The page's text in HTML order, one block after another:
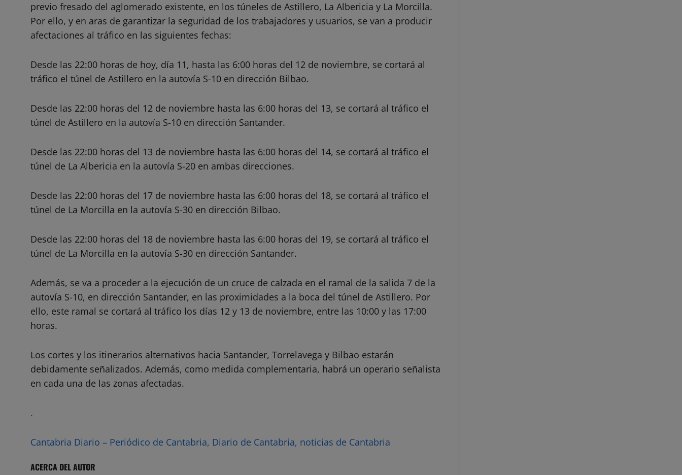
previo fresado del aglomerado existente, en los túneles de Astillero, La Albericia y La Morcilla.
Por ello, y en aras de garantizar la seguridad de los trabajadores y usuarios, se van a producir
afectaciones al tráfico en las siguientes fechas:
Desde las 22:00 horas de hoy, día 11, hasta las 6:00 horas del 12 de noviembre, se cortará al
tráfico el túnel de Astillero en la autovía S-10 en dirección Bilbao.
Desde las 22:00 horas del 12 de noviembre hasta las 6:00 horas del 13, se cortará al tráfico el
túnel de Astillero en la autovía S-10 en dirección Santander.
Desde las 22:00 horas del 13 de noviembre hasta las 6:00 horas del 14, se cortará al tráfico el
túnel de La Albericia en la autovía S-20 en ambas direcciones.
Desde las 22:00 horas del 17 de noviembre hasta las 6:00 horas del 18, se cortará al tráfico el
túnel de La Morcilla en la autovía S-30 en dirección Bilbao.
Desde las 22:00 horas del 18 de noviembre hasta las 6:00 horas del 19, se cortará al tráfico el
túnel de La Morcilla en la autovía S-30 en dirección Santander.
Además, se va a proceder a la ejecución de un cruce de calzada en el ramal de la salida 7 de la
autovía S-10, en dirección Santander, en las proximidades a la boca del túnel de Astillero. Por
ello, este ramal se cortará al tráfico los días 12 y 13 de noviembre, entre las 10:00 y las 17:00
horas.
Los cortes y los itinerarios alternativos hacia Santander, Torrelavega y Bilbao estarán
debidamente señalizados. Además, como medida complementaria, habrá un operario señalista
en cada una de las zonas afectadas.
.
Cantabria Diario – Periódico de Cantabria, Diario de Cantabria, noticias de Cantabria
ACERCA DEL AUTOR